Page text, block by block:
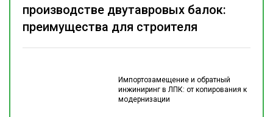
Импортозамещение и обратный
инжиниринг в ЛПК: от копирования к
модернизации
производстве двутавровых балок:
преимущества для строителя